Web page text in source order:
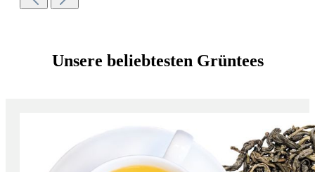
Unsere beliebtesten Grüntees